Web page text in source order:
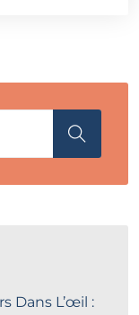
Dans L’œil :